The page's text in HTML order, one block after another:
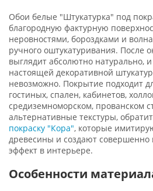
Обои белые "Штукатурка" под
благородную фактурную
неровностями, бороздками и
ручного оштукатуривания. После
выглядит абсолютно натурально,
настоящей декоративной
невозможно. Покрытие подходит
гостиных, спален, кабинетов,
средиземноморском, прованском
альтернативные текстуры,
покраску "Кора", которые
древесины и создают совершенно
эффект в интерьере.
Особенности